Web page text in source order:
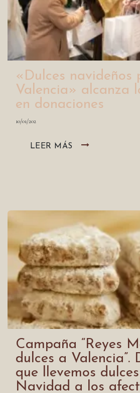
«Dulces navideños
Valencia» alcanza
en donaciones
10/01/202
LEER MÁS
Campaña “Reyes
dulces a Valencia”.
que llevemos
Navidad a los